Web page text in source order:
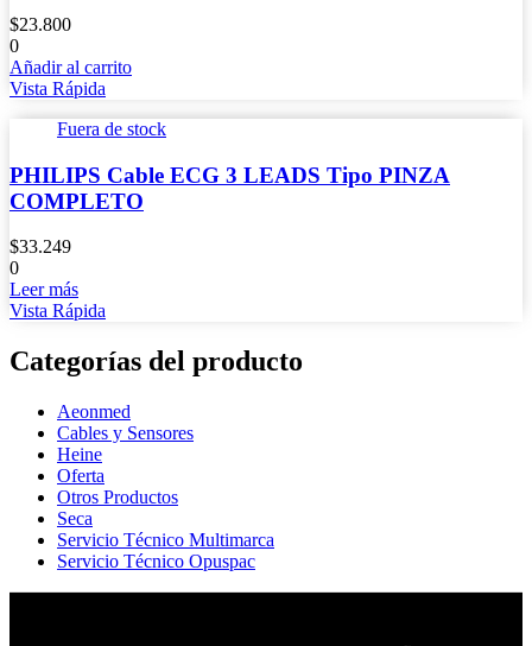
$23.800
0
Añadir al carrito
Vista Rápida
Fuera de stock
PHILIPS Cable ECG 3 LEADS Tipo PINZA
COMPLETO
$33.249
0
Leer más
Vista Rápida
Categorías del producto
Aeonmed
Cables y Sensores
Heine
Oferta
Otros Productos
Seca
Servicio Técnico Multimarca
Servicio Técnico Opuspac